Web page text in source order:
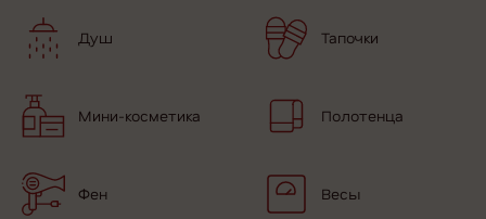
Душ
Мини-косметика
Фен
Тапочки
Полотенца
Весы